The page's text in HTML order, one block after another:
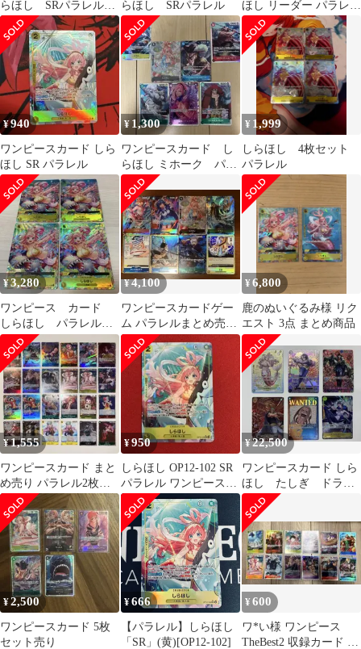
らほし SRパラレル
OP12-102 師弟の絆 ２
枚セット
らほし SRパラレル
ほし リーダー パラレル
3枚セット 即日発送
¥940
ワンピースカード しら
ほし SR パラレル
¥ 1,300
ワンピースカード し
らほし ミホーク パラ
レルなど まとめ売
り 7枚
¥ 1,999
しらほし 4枚セット
パラレル
¥3,280
ワンピース カード
しらほし パラレル
プロモ op03 116 uc 4
枚
¥4,100
ワンピースカードゲー
ム パラレルまとめ売り
しらほし コアラ うるテ
ィ クザン等
¥6,800
鹿のぬいぐるみ様 リク
エスト 3点 まとめ商品
¥1,555
ワンピースカード まと
め売り パラレル2枚入
り ポルチェ アプー
¥950
しらほし OP12-102 SR
パラレル ワンピースカ
ード1枚 緑黄しろほし
¥22,500
ワンピースカード しら
ほし たしぎ ドラゴ
ン ベックマン ドフ
ラミンゴ ロー
¥2,500
ワンピースカード 5枚
セット売り
¥666
【パラレル】しらほし
「SR」(黄)[OP12-102]
¥600
ワ*い様 ワンピース
TheBest2 収録カード パ